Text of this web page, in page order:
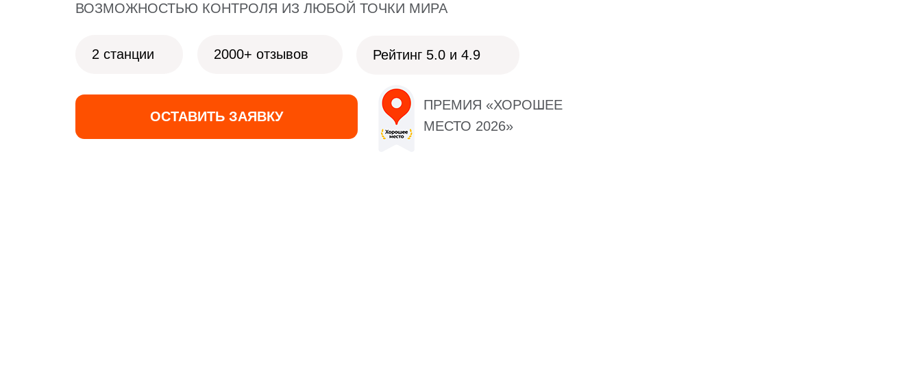
ОСТАВИТЬ ЗАЯВКУ
ВОЗМОЖНОСТЬЮ КОНТРОЛЯ ИЗ ЛЮБОЙ ТОЧКИ МИРА
2 станции
ПРЕМИЯ «ХОРОШЕЕ
МЕСТО 2026»
2000+ отзывов Рейтинг 5.0 и 4.9